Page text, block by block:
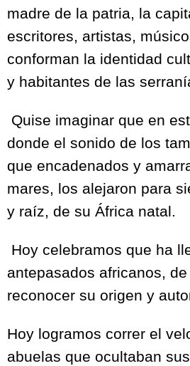
madre de la patria, la
escritores, artistas,
conforman la identidad
y habitantes de las
Quise imaginar que en
donde el sonido de los
que encadenados y
mares, los alejaron para
y raíz, de su África natal.
Hoy celebramos que ha
antepasados africanos,
reconocer su origen y
Hoy logramos correr el
abuelas que ocultaban